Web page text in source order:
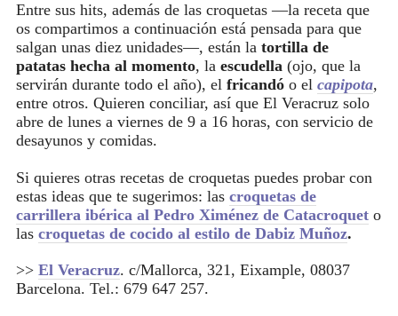
Entre sus hits, además de las croquetas —la receta que
os compartimos a continuación está pensada para que
salgan unas diez unidades—, están la tortilla de
patatas hecha al momento, la escudella (ojo, que la
servirán durante todo el año), el fricandó o el capipota,
entre otros. Quieren conciliar, así que El Veracruz solo
abre de lunes a viernes de 9 a 16 horas, con servicio de
desayunos y comidas.
Si quieres otras recetas de croquetas puedes probar con
estas ideas que te sugerimos: las croquetas de
carrillera ibérica al Pedro Ximénez de Catacroquet o
las croquetas de cocido al estilo de Dabiz Muñoz.
>> El Veracruz. c/Mallorca, 321, Eixample, 08037
Barcelona. Tel.: 679 647 257.